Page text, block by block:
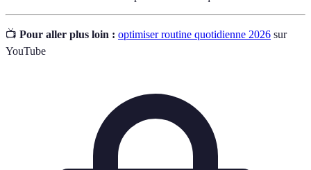
📺 Pour aller plus loin : optimiser routine quotidienne 2026 sur
YouTube